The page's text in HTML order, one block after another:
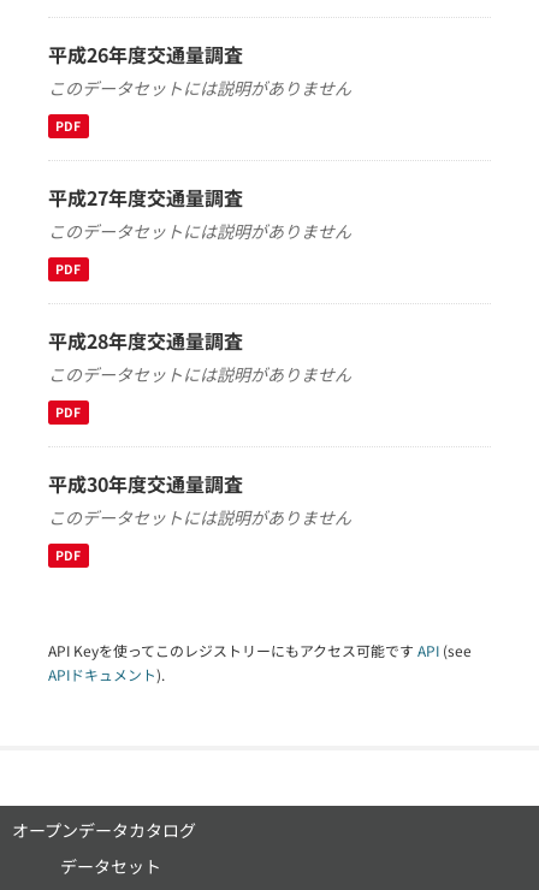
平成26年度交通量調査
このデータセットには説明がありません
PDF
平成27年度交通量調査
このデータセットには説明がありません
PDF
平成28年度交通量調査
このデータセットには説明がありません
PDF
平成30年度交通量調査
このデータセットには説明がありません
PDF
API Keyを使ってこのレジストリーにもアクセス可能です API (see
APIドキュメント).
オープンデータカタログ
データセット